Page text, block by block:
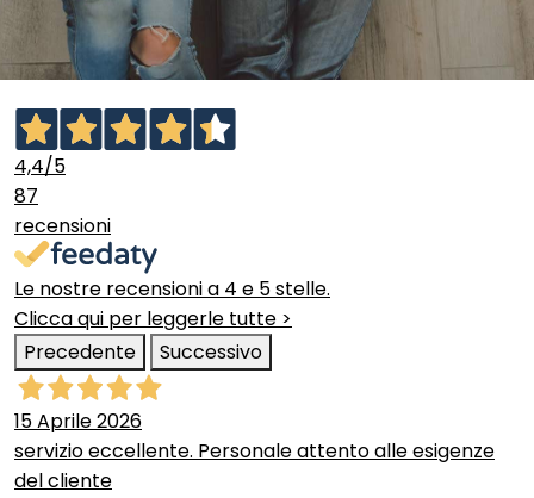
4,4/5
87
recensioni
Le nostre recensioni a 4 e 5 stelle.
Clicca qui per leggerle tutte >
Precedente
Successivo
15 Aprile 2026
servizio eccellente. Personale attento alle esigenze
del cliente